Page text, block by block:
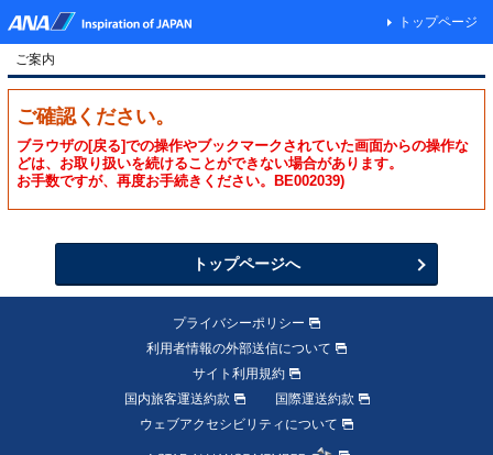
トップページ
ご案内
ご確認ください。
ブラウザの[戻る]での操作やブックマークされていた画面からの操作な
どは、お取り扱いを続けることができない場合があります。
お手数ですが、再度お手続きください。BE002039)
トップページへ
プライバシーポリシー
利用者情報の外部送信について
サイト利用規約
国内旅客運送約款
国際運送約款
ウェブアクセシビリティについて